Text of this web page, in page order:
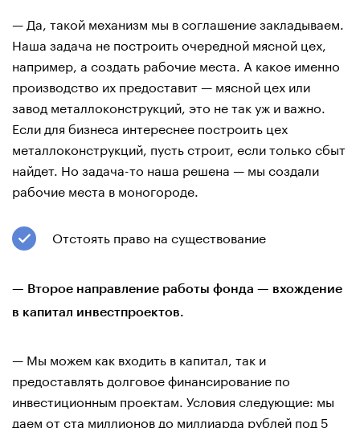
— Да, такой механизм мы в соглашение закладываем.
Наша задача не построить очередной мясной цех,
например, а создать рабочие места. А какое именно
производство их предоставит — мясной цех или
завод металлоконструкций, это не так уж и важно.
Если для бизнеса интереснее построить цех
металлоконструкций, пусть строит, если только сбыт
найдет. Но задача-то наша решена — мы создали
рабочие места в моногороде.
Отстоять право на существование
— Второе направление работы фонда — вхождение
в капитал инвестпроектов.
— Мы можем как входить в капитал, так и
предоставлять долговое финансирование по
инвестиционным проектам. Условия следующие: мы
даем от ста миллионов до миллиарда рублей под 5